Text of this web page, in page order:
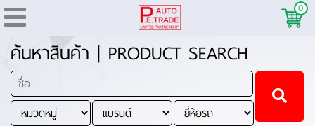
0
ค้นหาสินค้า | PRODUCT SEARCH